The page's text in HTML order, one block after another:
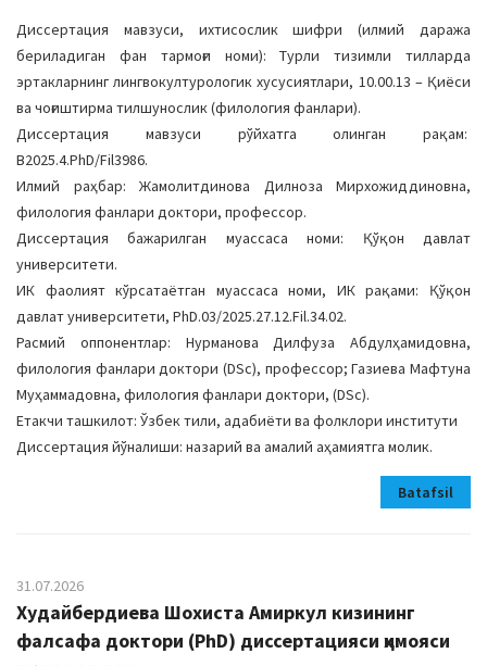
Диссертация мавзуси, ихтисослик шифри (илмий даража
бериладиган фан тармоғи номи): Турли тизимли тилларда
эртакларнинг лингвокултурологик хусусиятлари, 10.00.13 – Қиёси
ва чоғиштирма тилшунослик (филология фанлари).
Диссертация мавзуси рўйхатга олинган рақам:
B2025.4.PhD/Fil3986.
Илмий раҳбар: Жамолитдинова Дилноза Мирхожиддиновна,
филология фанлари доктори, профессор.
Диссертация бажарилган муассаса номи: Қўқон давлат
университети.
ИК фаолият кўрсатаётган муассаса номи, ИК рақами: Қўқон
давлат университети, PhD.03/2025.27.12.Fil.34.02.
Расмий оппонентлар: Нурманова Дилфуза Абдулҳамидовна,
филология фанлари доктори (DSc), профессор; Газиева Мафтуна
Муҳаммадовна, филология фанлари доктори, (DSc).
Етакчи ташкилот: Ўзбек тили, адабиёти ва фолклори институти
Диссертация йўналиши: назарий ва амалий аҳамиятга молик.
Batafsil
31.07.2026
Худайбердиева Шохиста Амиркул кизининг
фалсафа доктори (PhD) диссертацияси ҳимояси